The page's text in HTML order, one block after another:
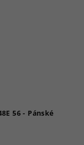
Gant sluneční brýle GA00010 48E 56 - Pánské